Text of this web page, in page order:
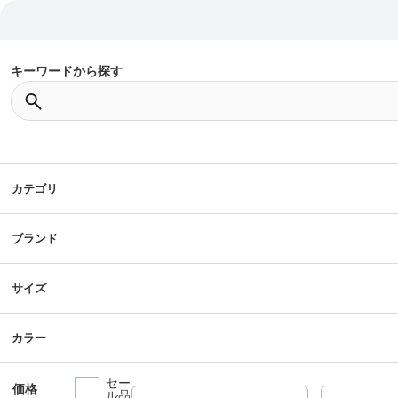
キーワードから探す
カテゴリ
ブランド
サイズ
カラー
価格
セー